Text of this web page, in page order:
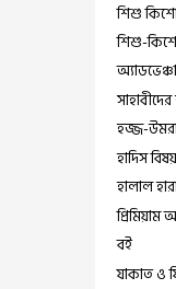
শিশু
শিশু-
হজ্জ-
হাদিস
হালাল
বই
যাকাত ও